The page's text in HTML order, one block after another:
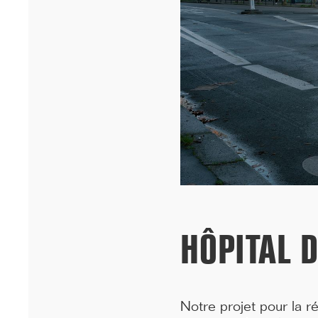
Ce 15 décembre, les bureaux du 90 Bd Pasteur à Paris ont été
HÔPITAL
Notre projet pour la